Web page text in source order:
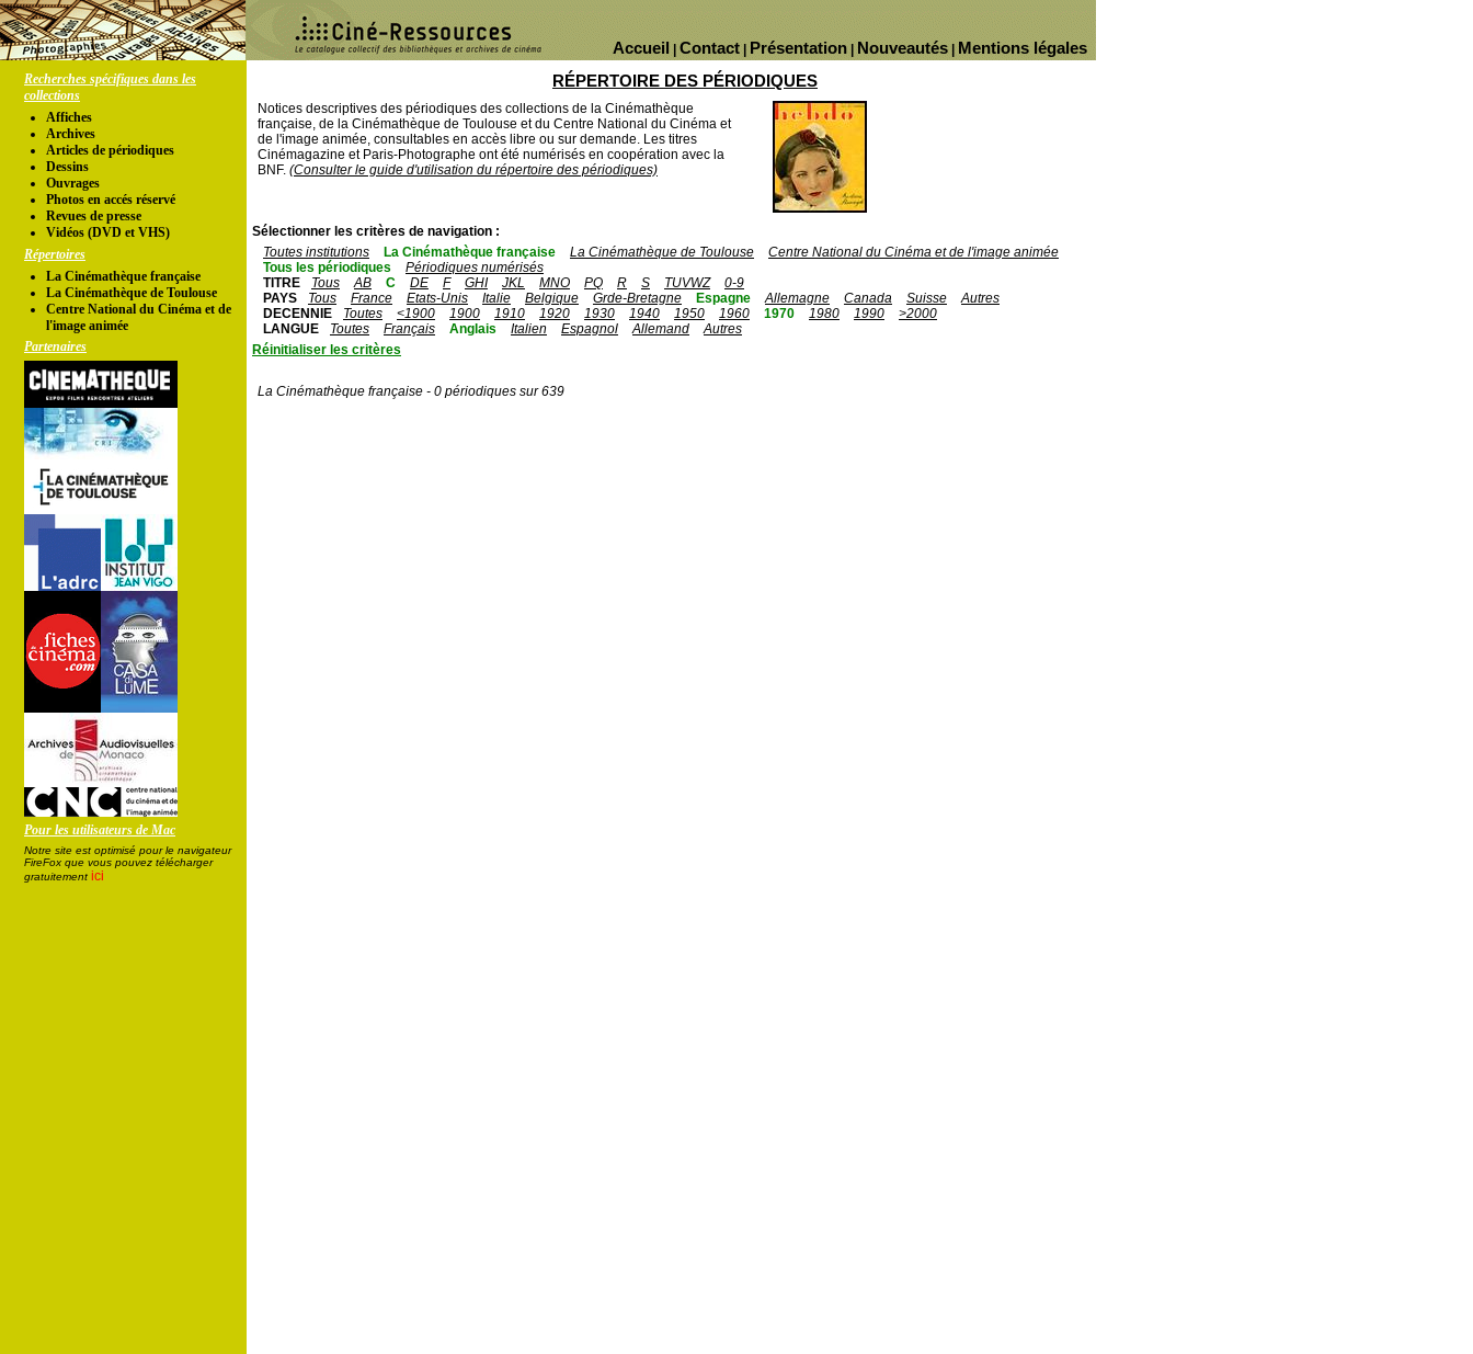
Mentions légales
Nouveautés
Présentation
Contact
Accueil
Recherches spécifiques dans les
collections
Affiches
Archives
Articles de périodiques
Dessins
Ouvrages
Photos en accés réservé
Revues de presse
Vidéos (DVD et VHS)
Répertoires
La Cinémathèque française
La Cinémathèque de Toulouse
Centre National du Cinéma et de
l'image animée
Partenaires
Pour les utilisateurs de Mac
Notre site est optimisé pour le navigateur
FireFox que vous pouvez télécharger
gratuitement ici
RÉPERTOIRE DES PÉRIODIQUES
Notices descriptives des périodiques des collections de la Cinémathèque
française, de la Cinémathèque de Toulouse et du Centre National du Cinéma et
de l'image animée, consultables en accès libre ou sur demande. Les titres
Cinémagazine et Paris-Photographe ont été numérisés en coopération avec la
BNF. (Consulter le guide d'utilisation du répertoire des périodiques)
Sélectionner les critères de navigation :
Toutes institutions
La Cinémathèque française La Cinémathèque de Toulouse
Centre National du Cinéma et de l'image animée
Tous les périodiques
Périodiques numérisés
TITRE
Tous AB C DE F GHI JKL MNO PQ R S TUVWZ
0-9
PAYS
Tous France Etats-Unis Italie Belgique Grde-Bretagne Espagne Allemagne Canada Suisse
Autres
DECENNIE
Toutes <1900 1900 1910 1920 1930 1940 1950 1960 1970 1980 1990
>2000
LANGUE
Toutes Français Anglais Italien Espagnol Allemand
Autres
Réinitialiser les critères
La Cinémathèque française - 0 périodiques sur 639